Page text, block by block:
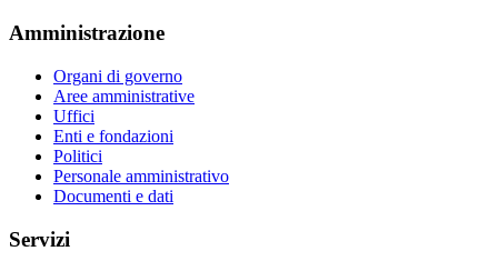
Amministrazione
Organi di governo
Aree amministrative
Uffici
Enti e fondazioni
Politici
Personale amministrativo
Documenti e dati
Servizi